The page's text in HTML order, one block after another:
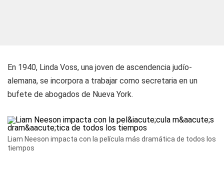
En 1940, Linda Voss, una joven de ascendencia judío-
alemana, se incorpora a trabajar como secretaria en un
bufete de abogados de Nueva York.
Liam Neeson impacta con la película más dramática de todos los
tiempos